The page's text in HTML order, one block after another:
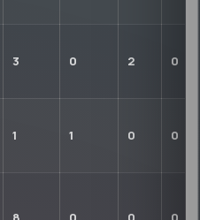
3 0 2 0
1 1 0 0